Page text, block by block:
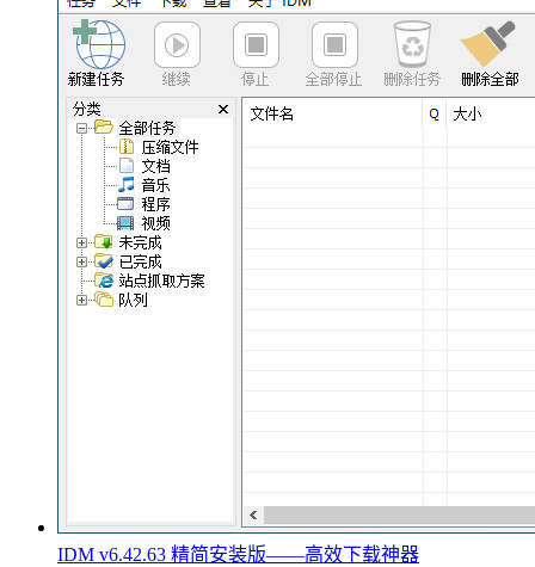
IDM v6.42.63 精简安装版——高效下载神器